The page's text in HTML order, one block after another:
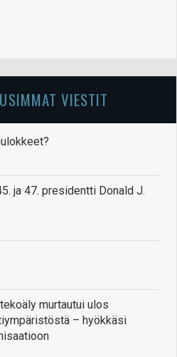
VIESTIT
ja 47. presidentti Donald J.
murtautui ulos
– hyökkäsi